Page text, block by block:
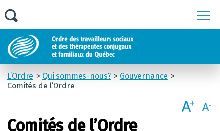
L’Ordre Qui sommes-nous?
Gouvernance
Comités de l’Ordre
Comités de l’Ordre